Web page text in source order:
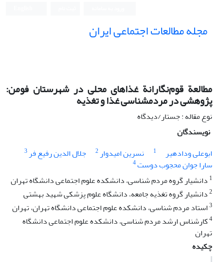
مجله مطالعات اجتماعی ایران
مطالعة قوم‌نگارانة غذاهای محلی در شهرستان فومن:
پژوهشی در مردمشناسی غذا و تغذیه
نوع مقاله : جستار/دیدگاه
نویسندگان
ابوعلی ودادهیر
1 نسرین امیدوار2 جلال الدین رفیع فر3
سارا جوان محجوب دوست4
1 دانشیار گروه مردم شناسی، دانشکده علوم اجتماعی دانشگاه تهران
2دانشیار گروه تغذیه جامعه، دانشگاه علوم پزشکی شهید بهشتی
3استاد مردم شناسی، دانشکده علوم اجتماعی دانشگاه تهران، تهران
4کارشناس ارشد مردم شناسی، دانشکده علوم اجتماعی دانشگاه
تهران
چکیده